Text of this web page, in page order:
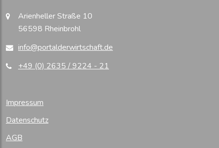
Arienheller Straße 10
56598 Rheinbrohl
info@portalderwirtschaft.de
+49 (0) 2635 / 9224 - 21
Impressum
Datenschutz
AGB